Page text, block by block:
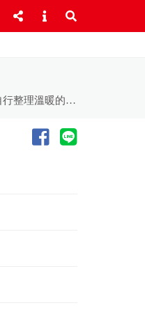
1.鄰近學區,商圈,公園,市場,體育館 2.緊鄰嘉義高工,南田市場,彌陀夜市 3.優質住宅區,環境安寧不吵雜 4.大地坪好規劃 5.附近商店林立,生活機能超棒 6.原屋況,自行整理溫暖的家 7.採光通風良好 8.有孝親房免煩惱 9.臨路約10米,出入免煩惱 10.東區稀有房屋釋出 11.大面寬,好運用 東森168-幸福一路發 預約看屋專線：(05)2339797或(05)2337676 ★更多物件搜尋★ 東森房屋168加盟店官網↓↓ http://store.etwarm.com.tw/A1116 連結樂屋網↓↓ https://vip.rakuya.com.tw/0928776815/sell 連結我家網↓↓ https://sales.myhomes.com.tw/0931909707 連結591↓↓ https://www.591.com.tw/broker20529?type=2&post_id=16 -------------------------------------------- 賞屋專線05-2339797 (生豐不動產企業社)